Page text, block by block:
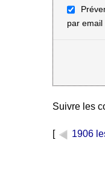
par email
Suivre les
[ 1906